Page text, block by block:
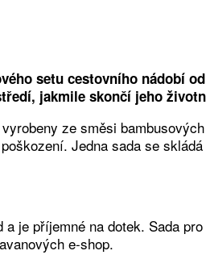
setu cestovního nádobí
jakmile skončí jeho
ze směsi
Jedna sada se
je příjemné na dotek. Sada
e-shop.